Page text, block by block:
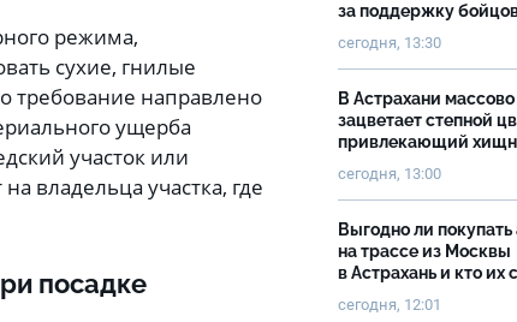
режима,
сухие, гнилые
требование направлено
ущерба
участок или
владельца участка, где
посадке
за поддержку
сегодня, 13:30
В Астрахани массово
зацветает степной
привлекающий
сегодня, 13:00
Выгодно ли
на трассе из Москвы
в Астрахань и кто их
сегодня, 12:01